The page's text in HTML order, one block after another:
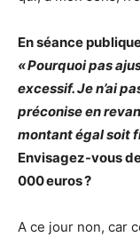
En séance
« Pourquoi pas
excessif. Je n’ai
préconise en
montant égal soit
Envisagez-vous
000 euros ?
A ce jour non, car